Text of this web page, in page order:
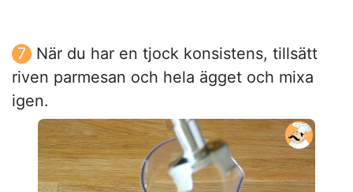
När du har en tjock konsistens, tillsätt
riven parmesan och hela ägget och mixa
igen.